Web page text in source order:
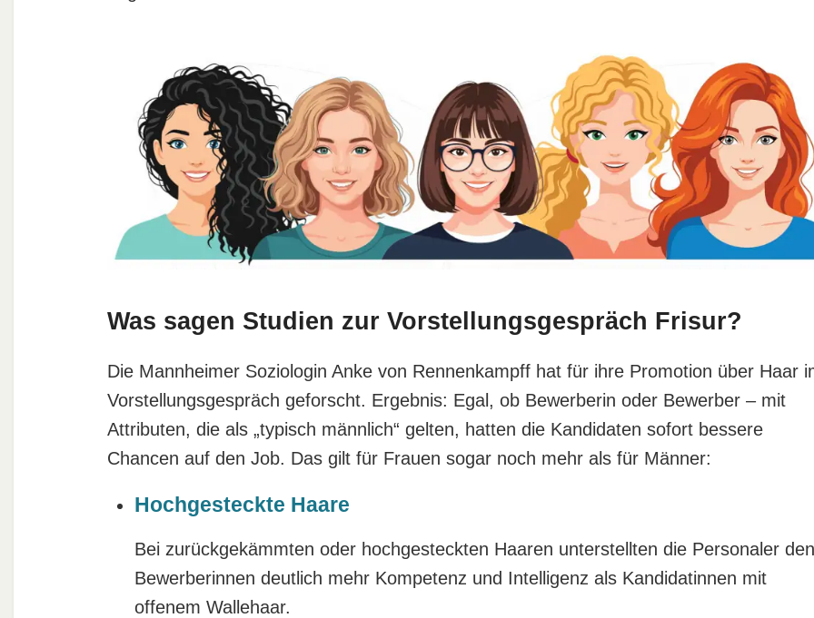
Was sagen Studien zur Vorstellungsgespräch Frisur?
Die Mannheimer Soziologin Anke von Rennenkampff hat für ihre Promotion über Haar
Vorstellungsgespräch geforscht. Ergebnis: Egal, ob Bewerberin oder Bewerber – mit
Attributen, die als „typisch männlich“ gelten, hatten die Kandidaten sofort bessere
Chancen auf den Job. Das gilt für Frauen sogar noch mehr als für Männer:
Hochgesteckte Haare
Bei zurückgekämmten oder hochgesteckten Haaren unterstellten die Personaler den
Bewerberinnen deutlich mehr Kompetenz und Intelligenz als Kandidatinnen mit
offenem Wallehaar.